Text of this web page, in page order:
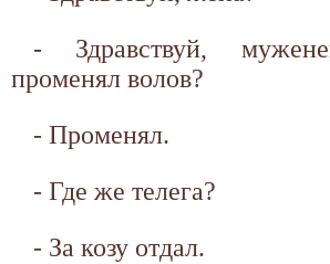
- Здравствуй,
променял волов?
- Променял.
- Где же телега?
- За козу отдал.